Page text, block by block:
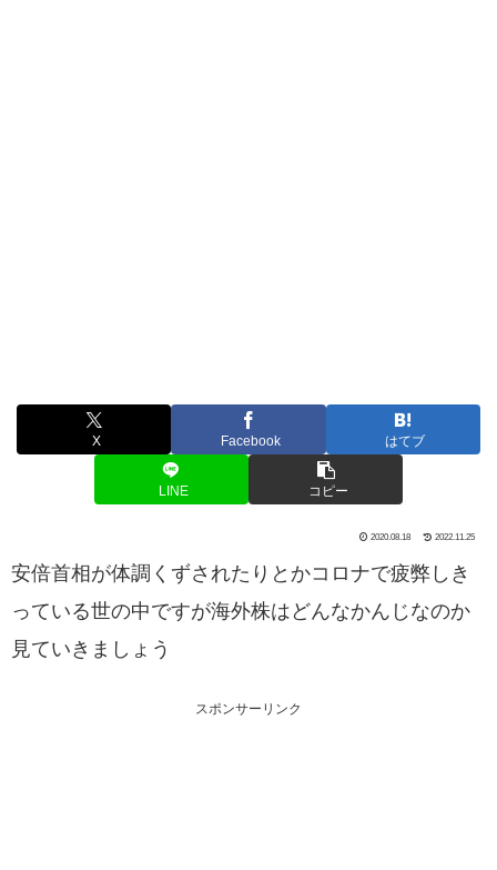
X Facebook はてブ
LINE コピー
2020.08.18 2022.11.25
安倍首相が体調くずされたりとかコロナで疲弊しき
っている世の中ですが海外株はどんなかんじなのか
見ていきましょう
スポンサーリンク